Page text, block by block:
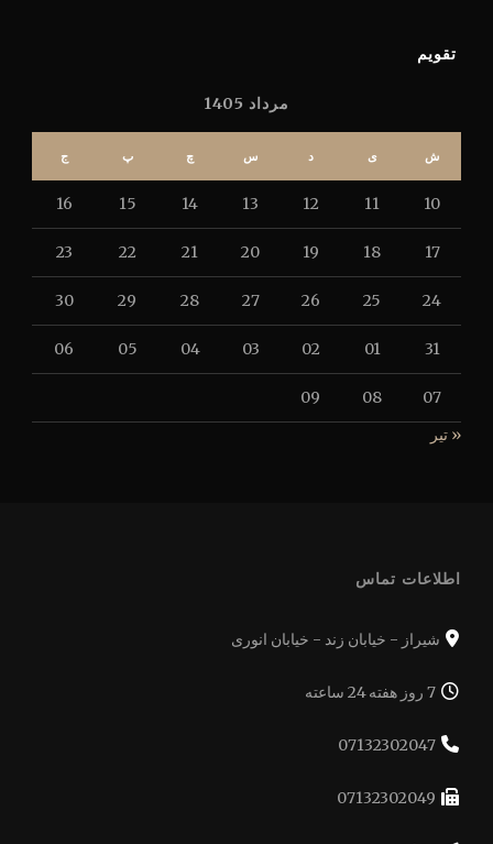
تقویم
مرداد 1405
ش ی د س چ پ ج
10
11
12
13
14
15
16
17
18
19
20
21
22
23
24
25
26
27
28
29
30
31
01
02
03
04
05
06
07
08
09
« تیر
اطلاعات تماس
شیراز - خیابان زند - خیابان انوری